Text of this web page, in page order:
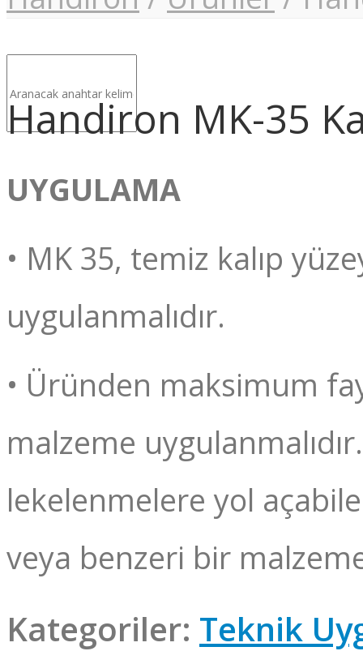
Handiron MK-35
UYGULAMA
• MK 35, temiz kalıp
uygulanmalıdır.
• Üründen maksimum
malzeme
lekelenmelere yol
veya benzeri bir
Kategoriler: Teknik